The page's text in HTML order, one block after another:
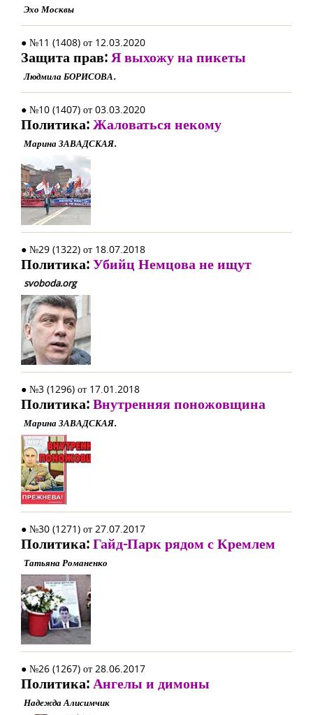
Эхо Москвы
● №11 (1408) от 12.03.2020
Защита прав:Я выхожу на пикеты
Людмила БОРИСОВА.
● №10 (1407) от 03.03.2020
Политика:Жаловаться некому
Марина ЗАВАДСКАЯ.
● №29 (1322) от 18.07.2018
Политика:Убийц Немцова не ищут
svoboda.org
● №3 (1296) от 17.01.2018
Политика:Внутренняя поножовщина
Марина ЗАВАДСКАЯ.
● №30 (1271) от 27.07.2017
Политика:Гайд-Парк рядом с Кремлем
Татьяна Романенко
● №26 (1267) от 28.06.2017
Политика:Ангелы и димоны
Надежда Алисимчик